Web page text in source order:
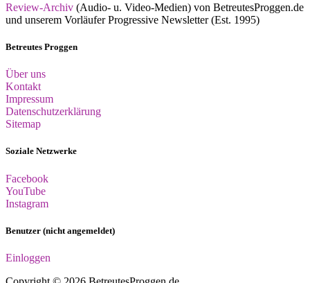
Review-Archiv (Audio- u. Video-Medien) von BetreutesProggen.de
und unserem Vorläufer Progressive Newsletter (Est. 1995)
Betreutes Proggen
Über uns
Kontakt
Impressum
Datenschutzerklärung
Sitemap
Soziale Netzwerke
Facebook
YouTube
Instagram
Benutzer (nicht angemeldet)
Einloggen